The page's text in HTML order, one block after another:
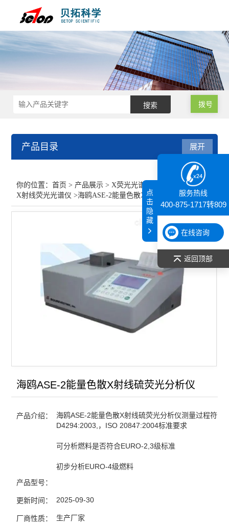
拨号
产品目录
X射线荧光光谱仪
展开
你的位置：首页 > 产品展示 >X荧光光谱XRF能量色散型>
X射线荧光光谱仪 >海鸥ASE-2能量色散X射线硫荧光分析仪
海鸥ASE-2能量色散X射线硫荧光分析仪
产品介绍：
海鸥ASE-2能量色散X射线硫荧光分析仪测量过程符合
D4294:2003,，ISO 20847:2004标准要求
可分析燃料是否符合EURO-2,3级标准
初步分析EURO-4级燃料
产品型号：
更新时间： 2025-09-30
厂商性质： 生产厂家
服务热线
400-875-1717转809
在线咨询
返回顶部
点
击
隐
藏